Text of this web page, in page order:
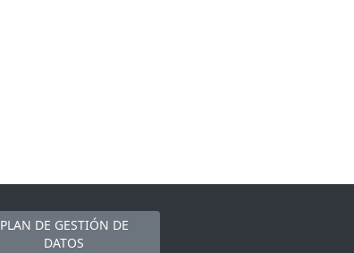
PLAN DE GESTIÓN DE
DATOS